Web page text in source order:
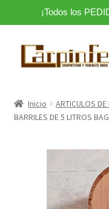
¡Todos los
Tienda
ARTICULOS DE
MUEBLES A MEDIDA
Inicio ARTICULOS
BARRILES DE 5 LITROS